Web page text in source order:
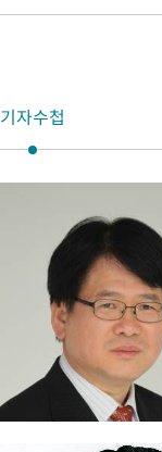
-18934초 전 >여자배구
-17874초 전 >
[속보]종
-13706초 전 >외신들도
-13677초 전 >11시간
-12699초 전 > [속보]규
병태 후임
-9057초 전 > [속보]국힘
-4382초 전 >
[속보] 7
-1542초 전 >[속보]'채상
-1408초 전 >[속보]종합
민주 콩고 에
기자수첩